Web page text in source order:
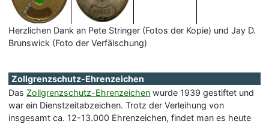
Herzlichen Dank an Pete Stringer (Fotos der Kopie) und Jay D.
Brunswick (Foto der Verfälschung)
Zollgrenzschutz-Ehrenzeichen
DasZollgrenzschutz-Ehrenzeichen wurde 1939 gestiftet und
war ein Dienstzeitabzeichen. Trotz der Verleihung von
insgesamt ca. 12-13.000 Ehrenzeichen, findet man es heute